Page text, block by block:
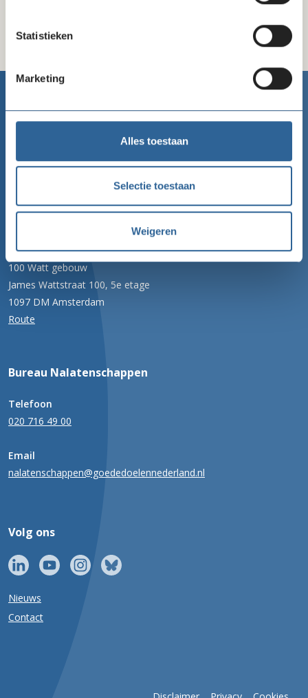
Statistieken
Marketing
Alles toestaan
Selectie toestaan
Weigeren
Goede Doelen Nederland
020 422 99 77
info@goededoelennederland.nl
Adres
100 Watt gebouw
James Wattstraat 100, 5e etage
1097 DM Amsterdam
Route
Bureau Nalatenschappen
Telefoon
020 716 49 00
Email
nalatenschappen@goededoelennederland.nl
Volg ons
Nieuws
Contact